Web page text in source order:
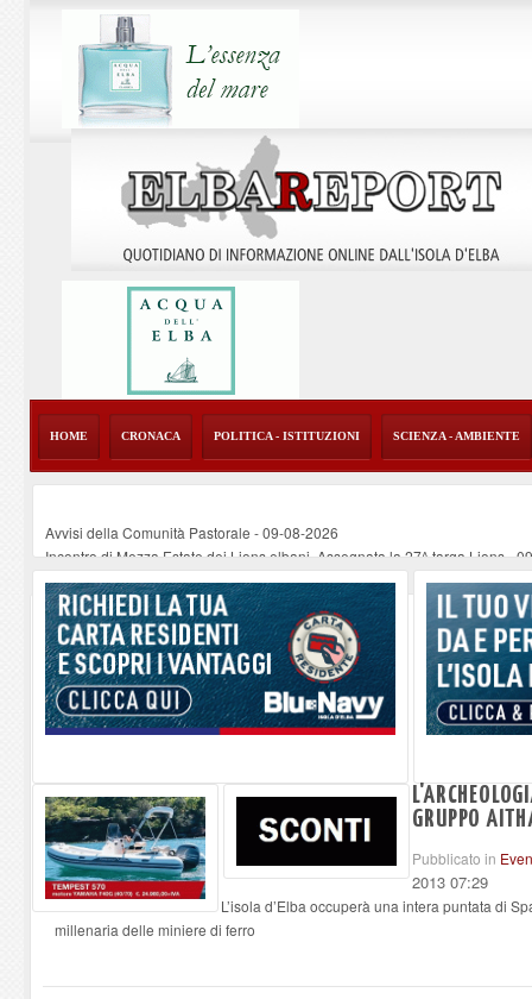
HOME CRONACA POLITICA - ISTITUZIONI SCIENZA - AMBIENTE
Avvisi della Comunità Pastorale -09-08-2026
Incontro di Mezza Estate dei Lions elbani. Assegnata la 27^ targa Lions-
La festa di Rifondazione , a ragionare di Cosmopoli e molto altro-09-08-
Le musiche di Ramazzotti stasera a Marciana - 09-08-2026
Porto Azzurro: rubinetti a secco in parte del Centro Storico
09-08-2026
GRUPPO
Pubblicato in
2013 07:29
L’isola d’Elba occuperà una intera puntata di
millenaria delle miniere di ferro